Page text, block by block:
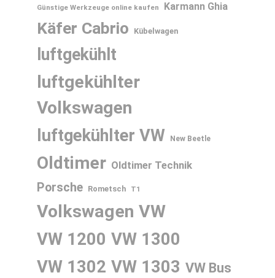
Günstige Werkzeuge online kaufen
Karmann Ghia
Käfer Cabrio Kübelwagen
luftgekühlt
luftgekühlter
Volkswagen
luftgekühlter VW New Beetle
Oldtimer Oldtimer Technik
Porsche Rometsch T1
Volkswagen VW
VW 1200 VW 1300
VW 1302 VW 1303 VW Bus